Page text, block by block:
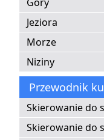
Jeziora
Morze
Niziny
Przewodnik
Skierowanie do
Skierowanie do